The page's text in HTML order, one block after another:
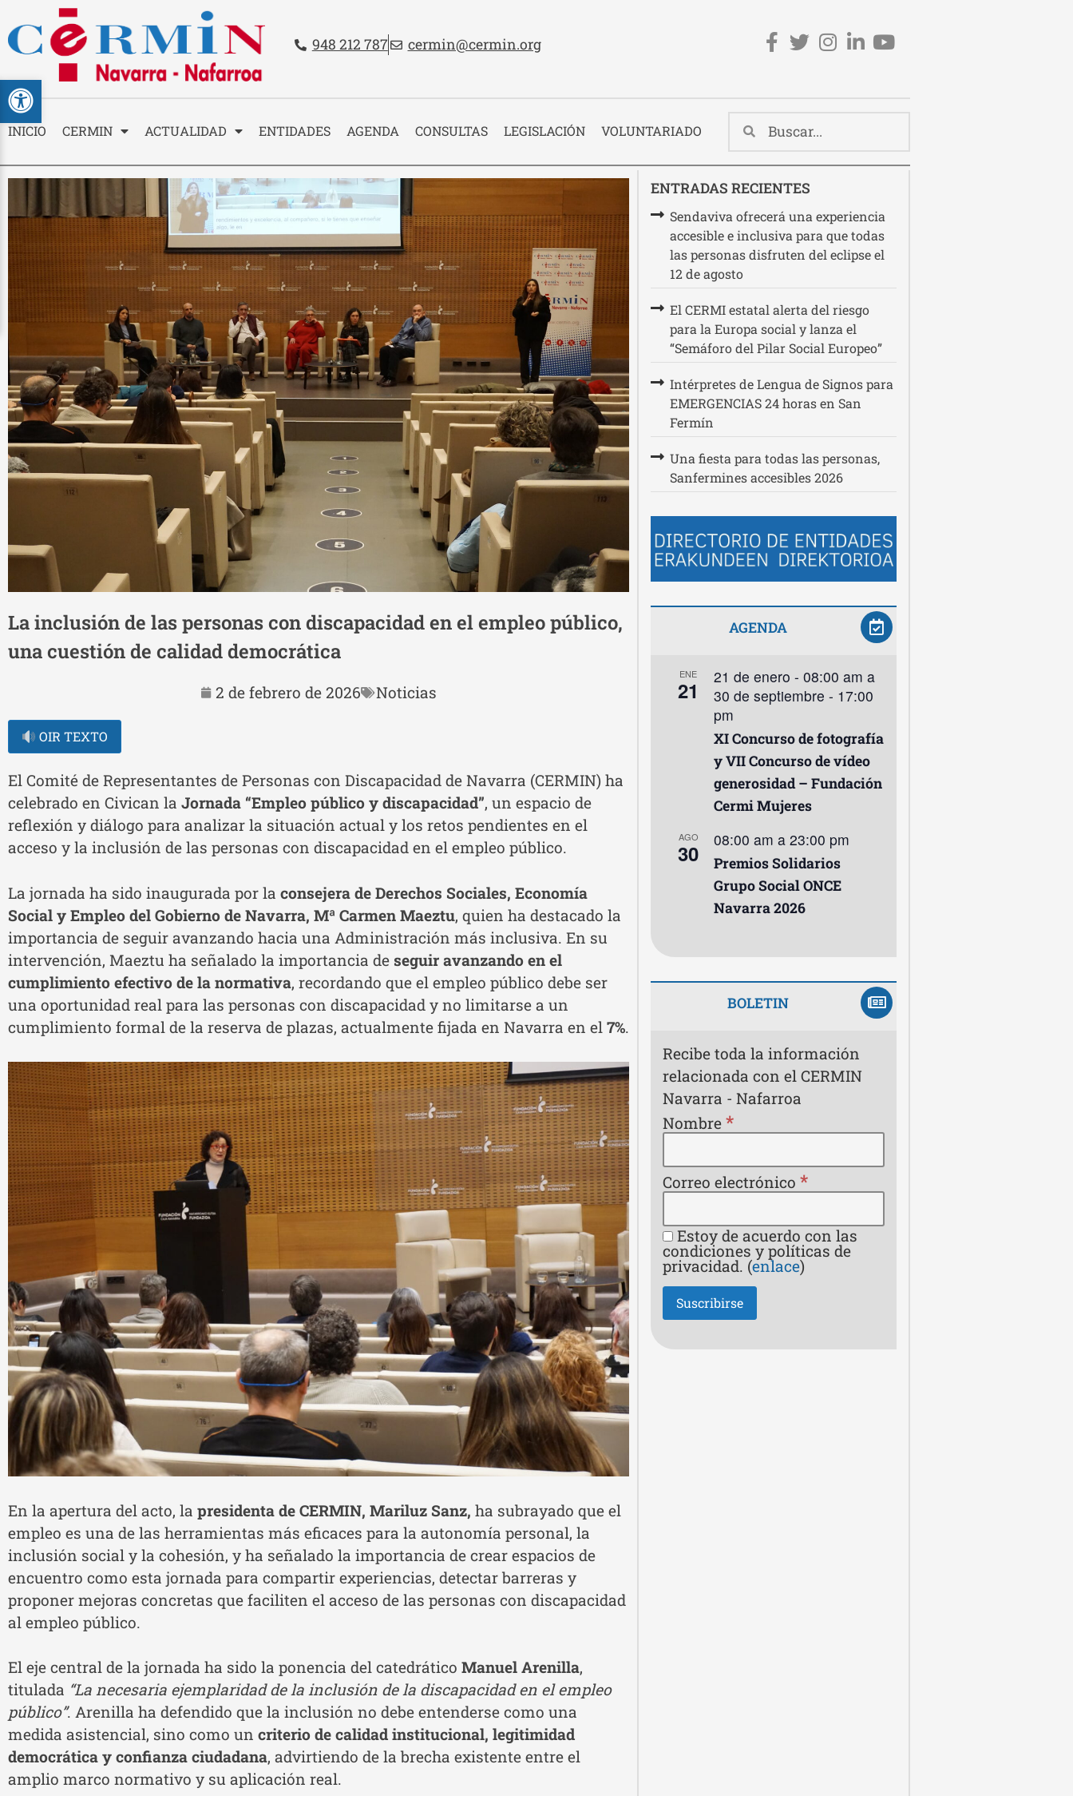
Abrir barra de herramientas
Contacto cabecera
Teléfono:
948 212 787 Email:
cermin@cermin.org Redes sociales cabecera
INICIO CERMIN ACTUALIDAD ENTIDADES AGENDA CONSULTAS LEGISLACIÓN VOLUNTARIADO
La inclusión de las personas con discapacidad en el empleo público,
una cuestión de calidad democrática
2 de febrero de 2026 Noticias
OIR TEXTO
El Comité de Representantes de Personas con Discapacidad de Navarra (CERMIN) ha
celebrado en Civican la Jornada “Empleo público y discapacidad”, un espacio de
reflexión y diálogo para analizar la situación actual y los retos pendientes en el
acceso y la inclusión de las personas con discapacidad en el empleo público.
La jornada ha sido inaugurada por la consejera de Derechos Sociales, Economía
Social y Empleo del Gobierno de Navarra, Mª Carmen Maeztu, quien ha destacado la
importancia de seguir avanzando hacia una Administración más inclusiva. En su
intervención, Maeztu ha señalado la importancia de seguir avanzando en el
cumplimiento efectivo de la normativa, recordando que el empleo público debe ser
una oportunidad real para las personas con discapacidad y no limitarse a un
cumplimiento formal de la reserva de plazas, actualmente fijada en Navarra en el 7%.
En la apertura del acto, la presidenta de CERMIN, Mariluz Sanz, ha subrayado que el
empleo es una de las herramientas más eficaces para la autonomía personal, la
inclusión social y la cohesión, y ha señalado la importancia de crear espacios de
encuentro como esta jornada para compartir experiencias, detectar barreras y
proponer mejoras concretas que faciliten el acceso de las personas con discapacidad
al empleo público.
El eje central de la jornada ha sido la ponencia del catedrático Manuel Arenilla,
titulada “La necesaria ejemplaridad de la inclusión de la discapacidad en el empleo
público”. Arenilla ha defendido que la inclusión no debe entenderse como una
medida asistencial, sino como un criterio de calidad institucional, legitimidad
democrática y confianza ciudadana, advirtiendo de la brecha existente entre el
amplio marco normativo y su aplicación real.
ENTRADAS RECIENTES
Sendaviva ofrecerá una experiencia
accesible e inclusiva para que todas
las personas disfruten del eclipse el
12 de agosto
El CERMI estatal alerta del riesgo
para la Europa social y lanza el
“Semáforo del Pilar Social Europeo”
Intérpretes de Lengua de Signos para
EMERGENCIAS 24 horas en San
Fermín
Una fiesta para todas las personas,
Sanfermines accesibles 2026
AGENDA
ENE
21
21 de enero - 08:00 am a
30 de septiembre - 17:00
pm
XI Concurso de fotografía
y VII Concurso de vídeo
generosidad – Fundación
Cermi Mujeres
AGO
30
08:00 am a 23:00 pm
Premios Solidarios
Grupo Social ONCE
Navarra 2026
BOLETIN
Recibe toda la información
relacionada con el CERMIN
Navarra - Nafarroa
Nombre *
Correo electrónico *
Estoy de acuerdo con las
condiciones y políticas de
privacidad. (enlace)